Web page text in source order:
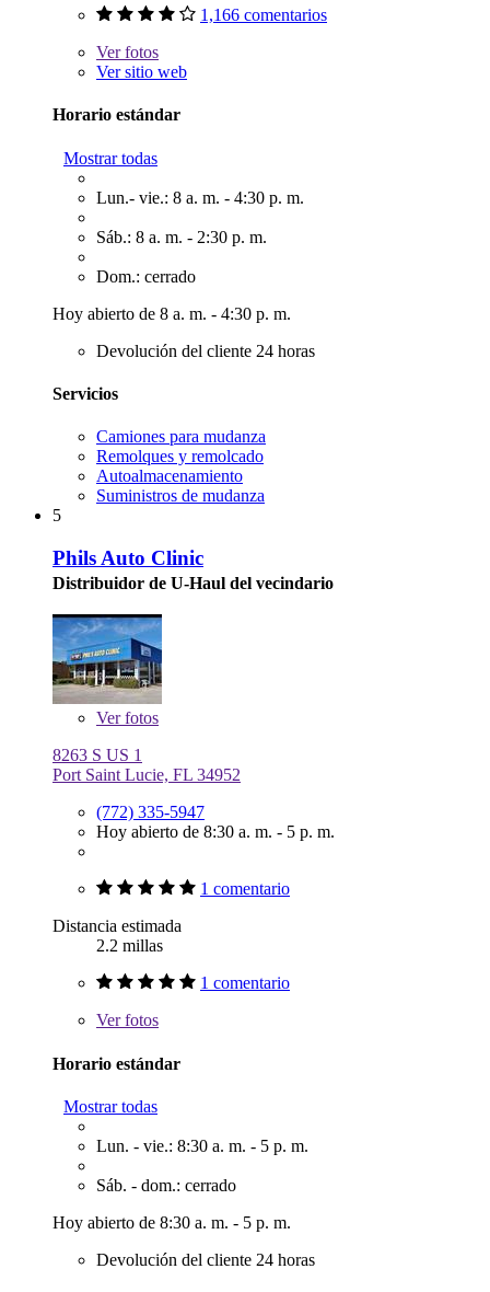
1,166 comentarios
Verfotos
Ver sitio web
Horario estándar
Mostrar todas
Lun.- vie.: 8 a. m. - 4:30 p. m.
Sáb.: 8 a. m. - 2:30 p. m.
Dom.: cerrado
Hoy abierto de 8 a. m. - 4:30 p. m.
Devolución del cliente 24 horas
Servicios
Camiones para mudanza
Remolques y remolcado
Autoalmacenamiento
Suministros de mudanza
5
Phils Auto Clinic
Distribuidor de U-Haul del vecindario
Verfotos
8263 S US 1
Port Saint Lucie, FL 34952
(772) 335-5947
Hoy abierto de 8:30 a. m. - 5 p. m.
1 comentario
Distancia estimada
2.2 millas
1 comentario
Verfotos
Horario estándar
Mostrar todas
Lun. - vie.: 8:30 a. m. - 5 p. m.
Sáb. - dom.: cerrado
Hoy abierto de 8:30 a. m. - 5 p. m.
Devolución del cliente 24 horas